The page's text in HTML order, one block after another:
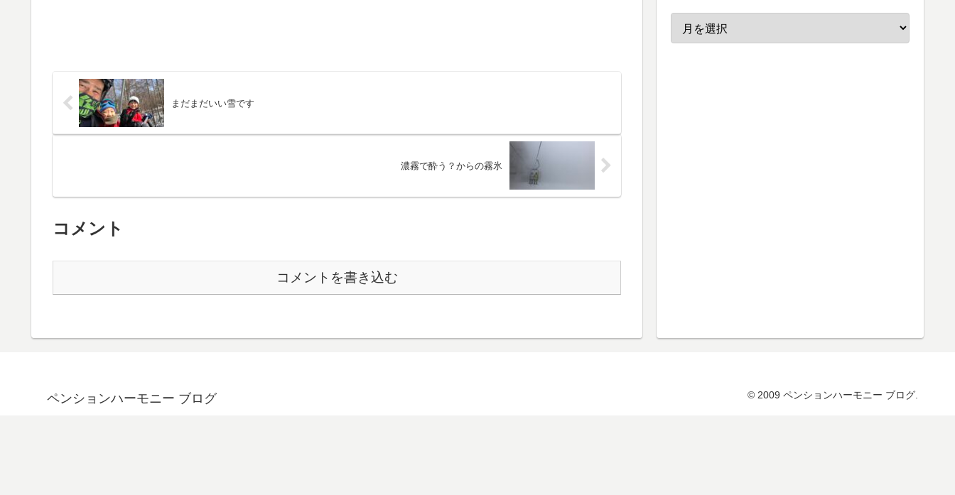
まだまだいい雪です
濃霧で酔う？からの霧氷
コメント
コメントを書き込む
ペンションハーモニー ブログ © 2009 ペンションハーモニー ブログ.